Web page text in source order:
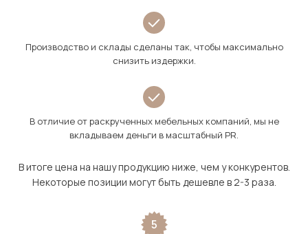
Производство и склады сделаны так, чтобы максимально
снизить издержки.
В отличие от раскрученных мебельных компаний, мы не
вкладываем деньги в масштабный PR.
В итоге цена на нашу продукцию ниже, чем у конкурентов.
Некоторые позиции могут быть дешевле в 2-3 раза.
5